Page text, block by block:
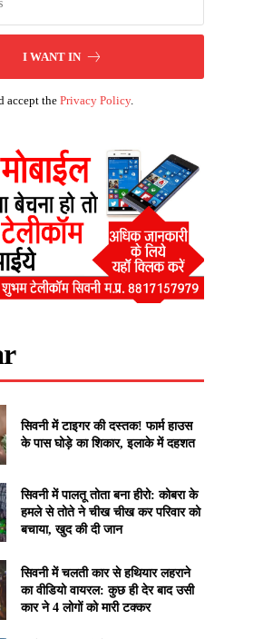
I WANT IN
accept thePrivacy Policy.
सिवनी में टाइगर की दस्तक! फार्म हाउस
के पास घोड़े का शिकार, इलाके में दहशत
सिवनी में पालतू तोता बना हीरो: कोबरा के
हमले से तोते ने चीख चीख कर परिवार को
बचाया, खुद की दी जान
सिवनी में चलती कार से हथियार लहराने
का वीडियो वायरल: कुछ ही देर बाद उसी
कार ने 4 लोगों को मारी टक्कर